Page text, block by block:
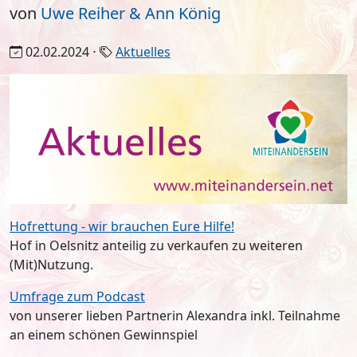
vonUwe Reiher & Ann König
02.02.2024 ⋅ Aktuelles
Hofrettung - wir brauchen Eure Hilfe!
Hof in Oelsnitz anteilig zu verkaufen zu weiteren
(Mit)Nutzung.
Umfrage zum Podcast
von unserer lieben Partnerin Alexandra inkl. Teilnahme
an einem schönen Gewinnspiel